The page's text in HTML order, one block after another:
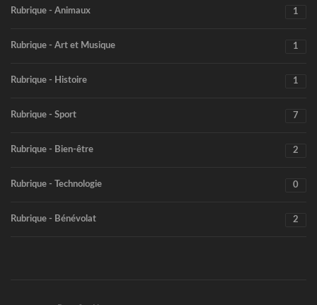
Rubrique - Animaux 1
Rubrique - Art et Musique 1
Rubrique - Histoire 1
Rubrique - Sport 7
Rubrique - Bien-être 2
Rubrique - Technologie 0
Rubrique - Bénévolat 2